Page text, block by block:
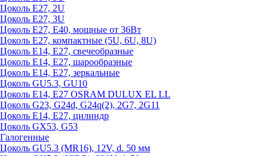
Цоколь Е27, 2U
Цоколь Е27, 3U
Цоколь Е27, Е40, мощные от 36Вт
Цоколь Е27, компактные (5U, 6U, 8U)
Цоколь Е14, Е27, свечеобразные
Цоколь Е14, Е27, шарообразные
Цоколь Е14, Е27, зеркальные
Цоколь GU5.3, GU10
Цоколь Е14, Е27 OSRAM DULUX EL LL
Цоколь G23, G24d, G24q(2), 2G7, 2G11
Цоколь Е14, Е27, цилиндр
Цоколь GX53, G53
Галогенные
Цоколь GU5.3 (MR16), 12V, d. 50 мм